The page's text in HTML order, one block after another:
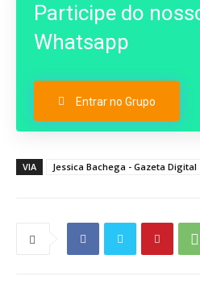
Participe do
Whatsapp
Entrar no Grupo
VIA Jessica Bachega - Gazeta Digital